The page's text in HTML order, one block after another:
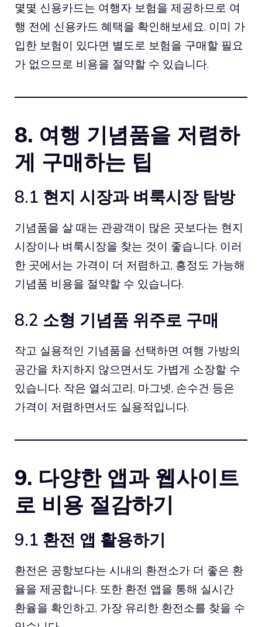
몇몇 신용카드는 여행자 보험을 제공하므로 여
행 전에 신용카드 혜택을 확인해보세요. 이미 가
입한 보험이 있다면 별도로 보험을 구매할 필요
가 없으므로 비용을 절약할 수 있습니다.
8. 여행 기념품을 저렴하
게 구매하는 팁
8.1 현지 시장과 벼룩시장 탐방
기념품을 살 때는 관광객이 많은 곳보다는 현지
시장이나 벼룩시장을 찾는 것이 좋습니다. 이러
한 곳에서는 가격이 더 저렴하고, 흥정도 가능해
기념품 비용을 절약할 수 있습니다.
8.2 소형 기념품 위주로 구매
작고 실용적인 기념품을 선택하면 여행 가방의
공간을 차지하지 않으면서도 가볍게 소장할 수
있습니다. 작은 열쇠고리, 마그넷, 손수건 등은
가격이 저렴하면서도 실용적입니다.
9. 다양한 앱과 웹사이트
로 비용 절감하기
9.1 환전 앱 활용하기
환전은 공항보다는 시내의 환전소가 더 좋은 환
율을 제공합니다. 또한 환전 앱을 통해 실시간
환율을 확인하고, 가장 유리한 환전소를 찾을 수